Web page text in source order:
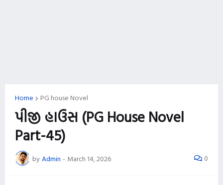
Home PG house Novel
પીજી હાઉસ (PG House Novel
Part-45)
byAdmin - March 14, 2026 0